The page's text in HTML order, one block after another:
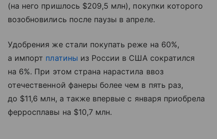
(на него пришлось $209,5 млн), покупки которого
возобновились после паузы в апреле.
Удобрения же стали покупать реже на 60%,
а импорт платины из России в США сократился
на 6%. При этом страна нарастила ввоз
отечественной фанеры более чем в пять раз,
до $11,6 млн, а также впервые с января приобрела
ферросплавы на $10,7 млн.